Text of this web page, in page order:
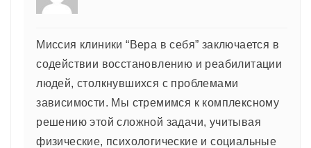
Миссия клиники “Вера в себя” заключается в
содействии восстановлению и реабилитации
людей, столкнувшихся с проблемами
зависимости. Мы стремимся к комплексному
решению этой сложной задачи, учитывая
физические, психологические и социальные